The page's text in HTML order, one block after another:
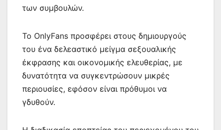
των συμβουλών.
Το OnlyFans προσφέρει στους δημιουργούς
του ένα δελεαστικό μείγμα σεξουαλικής
έκφρασης και οικονομικής ελευθερίας, με
δυνατότητα να συγκεντρώσουν μικρές
περιουσίες, εφόσον είναι πρόθυμοι να
γδυθούν.